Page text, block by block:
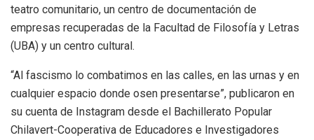
teatro comunitario, un centro de documentación de
empresas recuperadas de la Facultad de Filosofía y Letras
(UBA) y un centro cultural.
“Al fascismo lo combatimos en las calles, en las urnas y en
cualquier espacio donde osen presentarse”, publicaron en
su cuenta de Instagram desde el Bachillerato Popular
Chilavert-Cooperativa de Educadores e Investigadores